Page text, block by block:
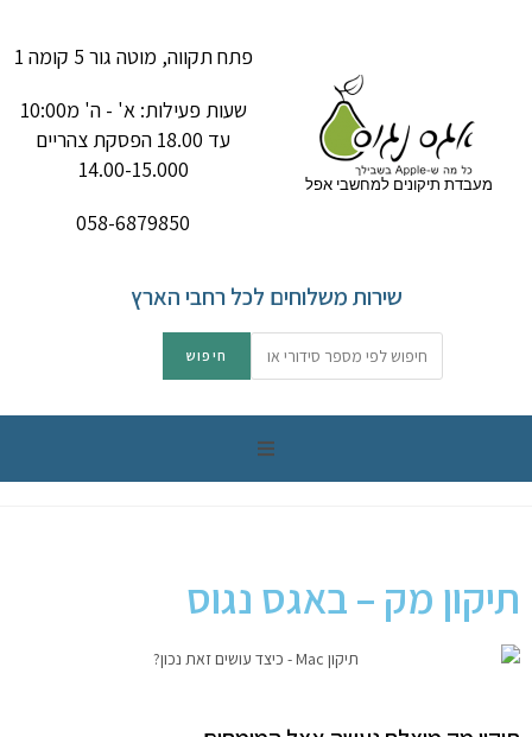
מעבדת תיקונים למחשבי אפל
פתח תקווה, מוטה גור 5 קומה 1
שעות פעילות: א' - ה' מ10:00
עד 18.00 הפסקת צהריים
14.00-15.000
058-6879850
שירות משלוחים לכל רחבי הארץ
תיקון מק – באגס נגוס